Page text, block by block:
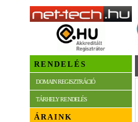
RENDELÉS
DOMAIN REGISZTRÁCIÓ
TÁRHELY RENDELÉS
ÁRAINK